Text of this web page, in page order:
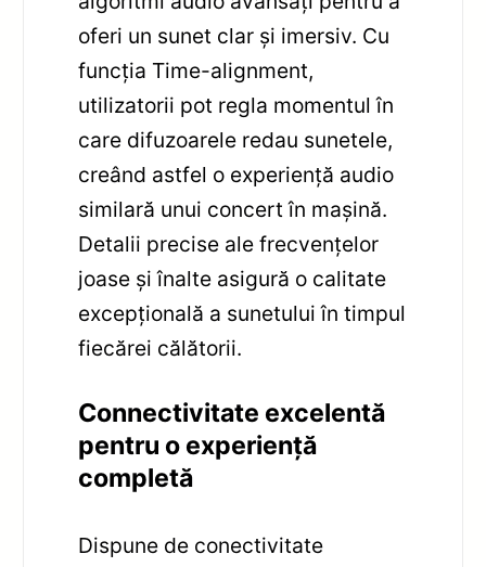
oferi un sunet clar și imersiv. Cu
funcția Time-alignment,
utilizatorii pot regla momentul în
care difuzoarele redau sunetele,
creând astfel o experiență audio
similară unui concert în mașină.
Detalii precise ale frecvențelor
joase și înalte asigură o calitate
excepțională a sunetului în timpul
fiecărei călătorii.
Connectivitate excelentă
pentru o experiență
completă
Dispune de conectivitate